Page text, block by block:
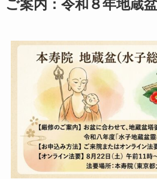
ご案内：令和８年地蔵盆